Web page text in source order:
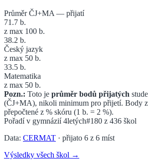
Průměr ČJ+MA — přijatí
71.7 b.
z max 100 b.
38.2 b.
Český jazyk
z max 50 b.
33.5 b.
Matematika
z max 50 b.
Pozn.: Toto je průměr bodů přijatých
(ČJ+MA), nikoli minimum pro přijetí. Body
přepočtené z % skóru (1 b. = 2 %).
Pořadí v gymnázií 4letých#180 z 436 škol
Data: CERMAT · přijato 6 z 6 míst
Výsledky všech škol →